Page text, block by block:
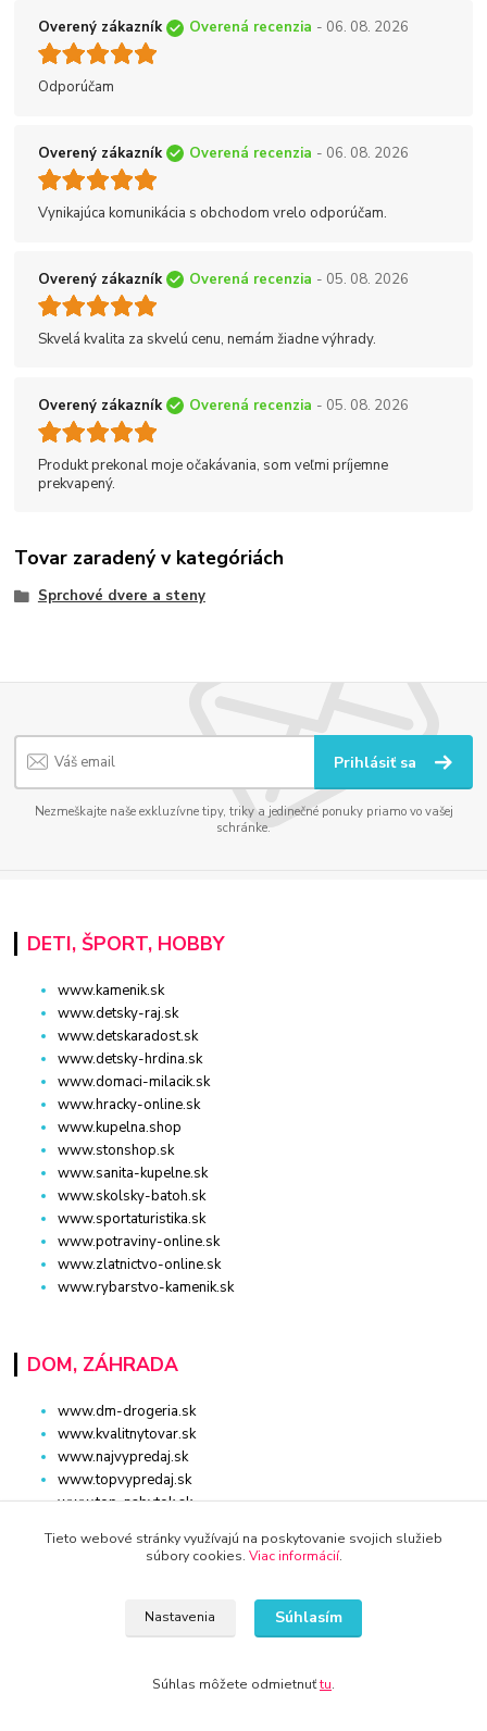
Overený zákazník Overená recenzia - 06. 08. 2026
Odporúčam
Overený zákazník Overená recenzia - 06. 08. 2026
Vynikajúca komunikácia s obchodom vrelo odporúčam.
Overený zákazník Overená recenzia - 05. 08. 2026
Skvelá kvalita za skvelú cenu, nemám žiadne výhrady.
Overený zákazník Overená recenzia - 05. 08. 2026
Produkt prekonal moje očakávania, som veľmi príjemne
prekvapený.
Tovar zaradený v kategóriách
Sprchové dvere a steny
Prihlásiť sa
Nezmeškajte naše exkluzívne tipy, triky a jedinečné ponuky priamo vo vašej
schránke.
DETI, ŠPORT, HOBBY
www.kamenik.sk
www.detsky-raj.sk
www.detskaradost.sk
www.detsky-hrdina.sk
www.domaci-milacik.sk
www.hracky-online.sk
www.kupelna.shop
www.stonshop.sk
www.sanita-kupelne.sk
www.skolsky-batoh.sk
www.sportaturistika.sk
www.potraviny-online.sk
www.zlatnictvo-online.sk
www.rybarstvo-kamenik.sk
DOM, ZÁHRADA
www.dm-drogeria.sk
www.kvalitnytovar.sk
www.najvypredaj.sk
www.topvypredaj.sk
www.top-nabytok.sk
www.retromaxishop.sk
www.osvetlenie-svietidla.eu
www.uni-kozmetika.sk
Tieto webové stránky využívajú na poskytovanie svojich služieb
súbory cookies. Viac informácií.
Nastavenia Súhlasím
Súhlas môžete odmietnuťtu.